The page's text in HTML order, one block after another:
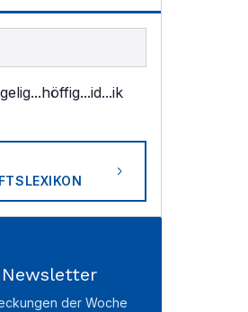
...höffig...id...ik
der Woche